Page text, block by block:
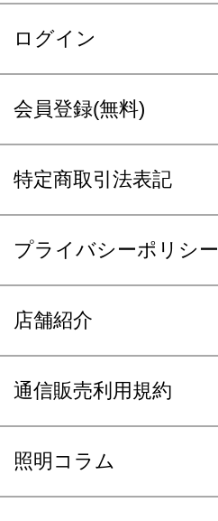
ログイン
会員登録(無料)
特定商取引法表記
プライバシーポリシー
店舗紹介
通信販売利用規約
照明コラム